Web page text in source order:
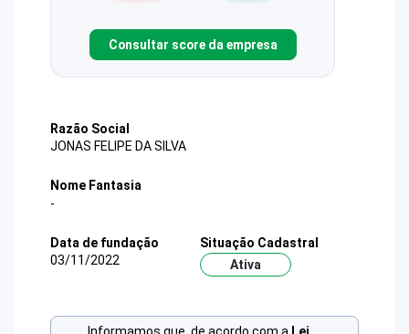
Consultar score da empresa
Razão Social
JONAS FELIPE DA SILVA
Nome Fantasia
-
Data de fundação
03/11/2022
Situação Cadastral
Ativa